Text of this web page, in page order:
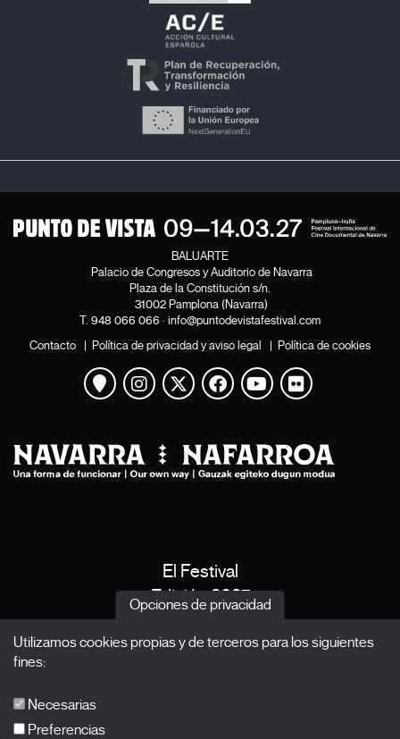
BALUARTE
Palacio de Congresos y Auditorio de Navarra
Plaza de la Constitución s/n.
31002 Pamplona (Navarra)
T. 948 066 066 · info@puntodevistafestival.com
Contacto | Política de privacidad y aviso legal | Política de cookies
Ver mapa
Instagram
Twitter
Facebook
Youtube
Flickr
El Festival
Edición 2027
Acreditaciones
Opciones de privacidad
Utilizamos cookies propias y de terceros para los siguientes
fines:
Necesarias
Preferencias